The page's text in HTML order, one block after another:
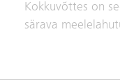
Kokkuvõttes on
särava